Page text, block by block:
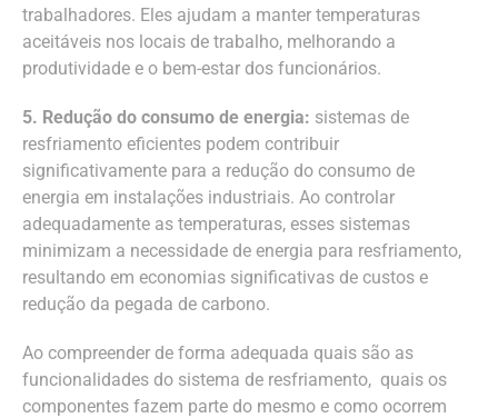
trabalhadores. Eles ajudam a manter temperaturas
aceitáveis nos locais de trabalho, melhorando a
produtividade e o bem-estar dos funcionários.
5. Redução do consumo de energia: sistemas de
resfriamento eficientes podem contribuir
significativamente para a redução do consumo de
energia em instalações industriais. Ao controlar
adequadamente as temperaturas, esses sistemas
minimizam a necessidade de energia para resfriamento,
resultando em economias significativas de custos e
redução da pegada de carbono.
Ao compreender de forma adequada quais são as
funcionalidades do sistema de resfriamento, quais os
componentes fazem parte do mesmo e como ocorrem